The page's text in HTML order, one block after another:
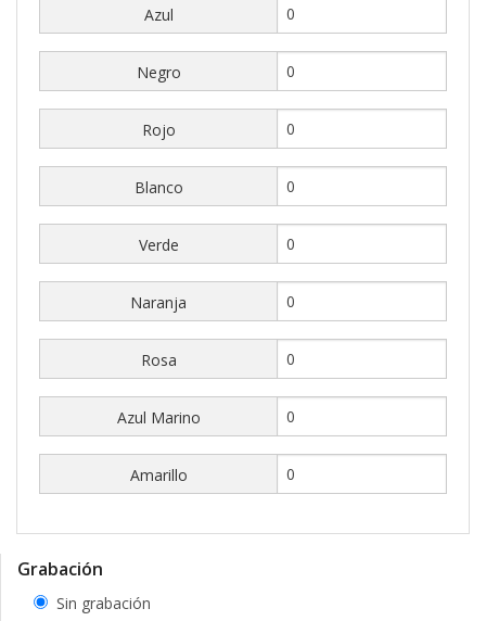
Azul
Negro
Rojo
Blanco
Verde
Naranja
Rosa
Azul Marino
Amarillo
Grabación
Sin grabación